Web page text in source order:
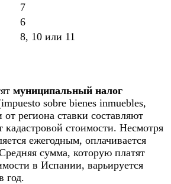
7
6
8, 10 или 11
муниципальный налог
sobre bienes inmuebles,
региона ставки составляют
кадастровой стоимости. Несмотря
ежегодным, оплачивается
сумма, которую платят
в Испании, варьируется
год.